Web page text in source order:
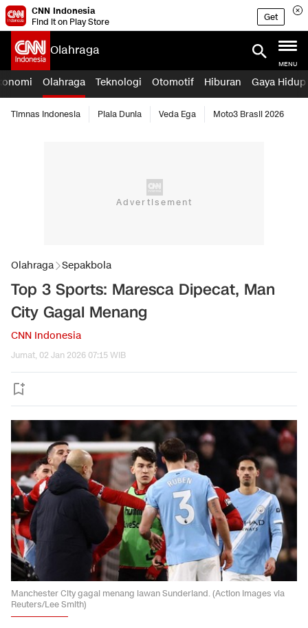
CNN Indonesia
Find it on Play Store
Get
Olahraga
MENU
Olahraga Teknologi Otomotif Hiburan Gaya Hidup
Timnas Indonesia Piala Dunia Veda Ega Moto3 Brasil 2026
Olahraga Sepakbola
Top 3 Sports: Maresca Dipecat, Man
City Gagal Menang
CNN Indonesia
Jumat, 02 Jan 2026 07:15 WIB
Manchester City gagal menang lawan Sunderland. (Action Images via
Reuters/Lee Smith)